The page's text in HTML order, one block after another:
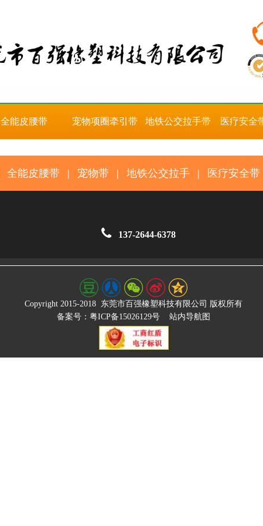
全能皮腰带 宠物项圈牵引带 地铁公交拉手带 医疗安全
全能皮腰带 | 宠物带 | 地铁公交拉手 | 医疗安全带
 137-2644-6378
Copyright 2015-2018 东莞市百强橡塑科技有限公司 版权所有
备案号：粤ICP备15026129号
站内导航图